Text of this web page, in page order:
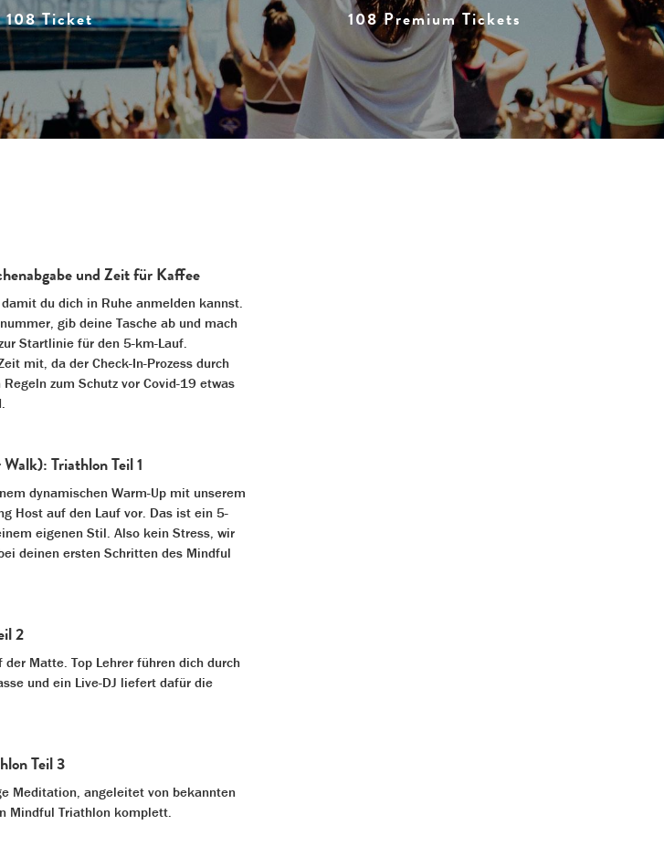
108 Ticket 108 Premium Tickets
und Zeit für Kaffee
du dich in Ruhe anmelden kannst.
gib deine Tasche ab und mach
Startlinie für den 5-km-Lauf.
mit, da der Check-In-Prozess durch
zum Schutz vor Covid-19 etwas
Triathlon Teil 1
dynamischen Warm-Up mit unserem
Host auf den Lauf vor. Das ist ein 5-
eigenen Stil. Also kein Stress, wir
deinen ersten Schritten des Mindful
2
Matte. Top Lehrer führen dich durch
und ein Live-DJ liefert dafür die
Teil 3
Meditation, angeleitet von bekannten
Mindful Triathlon komplett.